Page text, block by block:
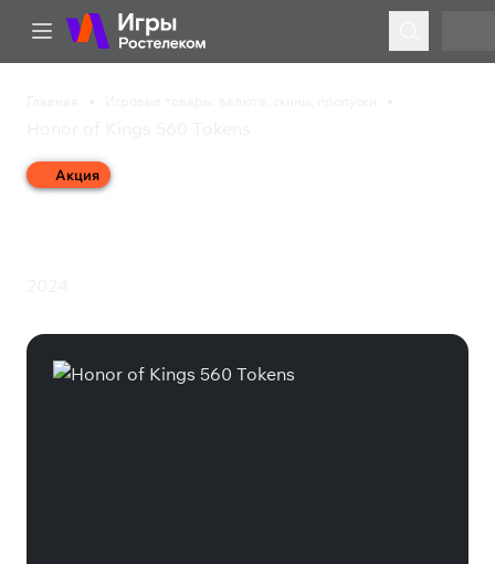
Акция
Honor of Kings 560